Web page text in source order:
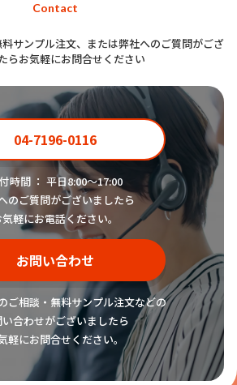
Contact
サンプル注文、または弊社へのご質問がござ
らお気軽にお問合せください
04-7196-0116
時間 ： 平日8:00〜17:00
のご質問がございましたら
気軽にお電話ください。
お問い合わせ
ご相談・無料サンプル注文などの
い合わせがございましたら
軽にお問合せください。